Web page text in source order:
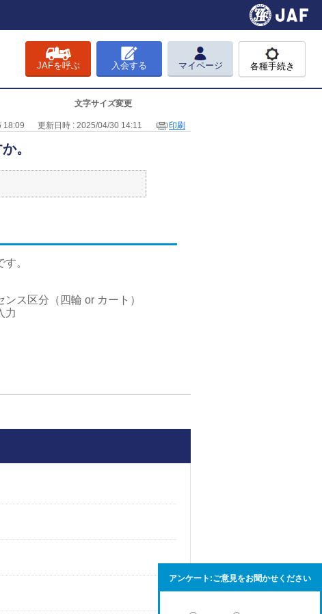
JAFを呼ぶ 入会する マイページ 各種手続き
文字サイズ変更
18:09 更新日時 : 2025/04/30 14:11 印刷
。
。
ス区分（四輪 or カート）
力
アンケート:ご意見をお聞かせください